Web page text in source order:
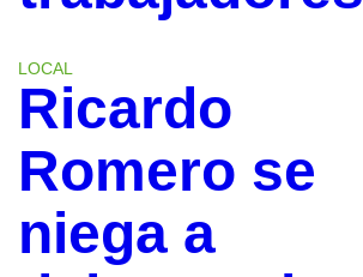
LOCAL
Ricardo
Romero se
niega a